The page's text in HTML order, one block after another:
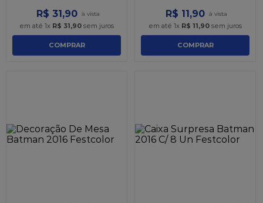
R$ 31,90
em até 1x R$ 31,90 sem juros
COMPRAR
R$ 11,90
em até 1x R$ 11,90 sem juros
COMPRAR